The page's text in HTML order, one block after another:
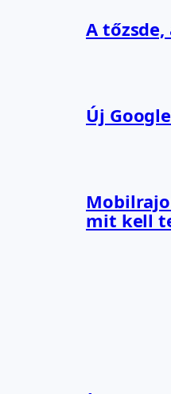
A
Új
mit kell